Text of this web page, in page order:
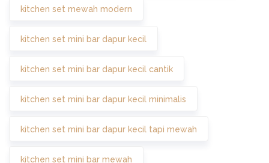
kitchen set mewah modern
kitchen set mini bar dapur kecil
kitchen set mini bar dapur kecil cantik
kitchen set mini bar dapur kecil minimalis
kitchen set mini bar dapur kecil tapi mewah
kitchen set mini bar mewah